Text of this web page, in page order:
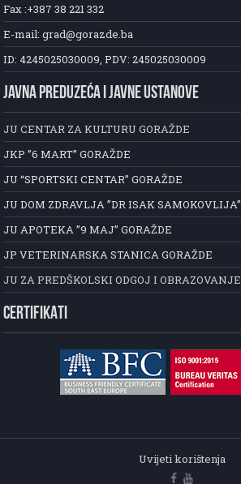
Fax :+387 38 221 332
E-mail: grad@gorazde.ba
ID: 4245025030009, PDV: 245025030009
JAVNA PREDUZEĆA I JAVNE USTANOVE
JU CENTAR ZA KULTURU GORAŽDE
JKP ”6 MART” GORAŽDE
JU “SPORTSKI CENTAR” GORAŽDE
JU DOM ZDRAVLJA ”DR ISAK SAMOKOVLIJA”
JU APOTEKA ”9 MAJ” GORAŽDE
JP VETERINARSKA STANICA GORAŽDE
JU ZA PREDŠKOLSKI ODGOJ I OBRAZOVANJE
CERTIFIKATI
Uvijeti korištenja